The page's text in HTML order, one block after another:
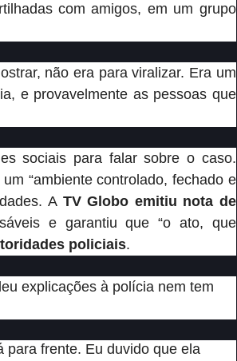
com amigos, em um grupo
não era para viralizar. Era um
e provavelmente as pessoas que
sociais para falar sobre o caso.
“ambiente controlado, fechado e
ATV Globo emitiu nota de
e garantiu que “o ato, que
policiais.
explicações à polícia nem tem
para frente. Eu duvido que ela